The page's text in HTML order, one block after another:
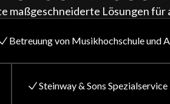
maßgeschneiderte Lösungen
Betreuung von Musikhochschule und
Steinway & Sons Spezialservice